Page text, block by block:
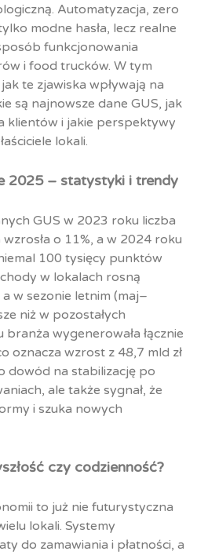
Automatyzacja, zero
modne hasła, lecz realne
funkcjonowania
i food trucków. W tym
te zjawiska wpływają na
są najnowsze dane GUS, jak
klientów i jakie perspektywy
lokali.
2025 – statystyki i trendy
GUS w 2023 roku liczba
o 11%, a w 2024 roku
100 tysięcy punktów
w lokalach rosną
w sezonie letnim (maj–
niż w pozostałych
wygenerowała łącznie
oznacza wzrost z 48,7 mld zł
dowód na stabilizację po
ale także sygnał, że
i szuka nowych
czy codzienność?
to już nie futurystyczna
lokali. Systemy
do zamawiania i płatności, a